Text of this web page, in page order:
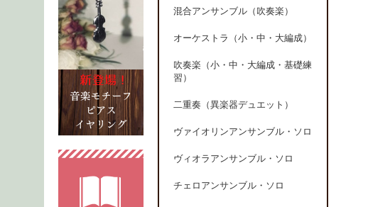
混合アンサンブル（吹奏楽）
オーケストラ（小・中・大編成）
吹奏楽（小・中・大編成・基礎練
習）
二重奏（異楽器デュエット）
ヴァイオリンアンサンブル・ソロ
ヴィオラアンサンブル・ソロ
チェロアンサンブル・ソロ